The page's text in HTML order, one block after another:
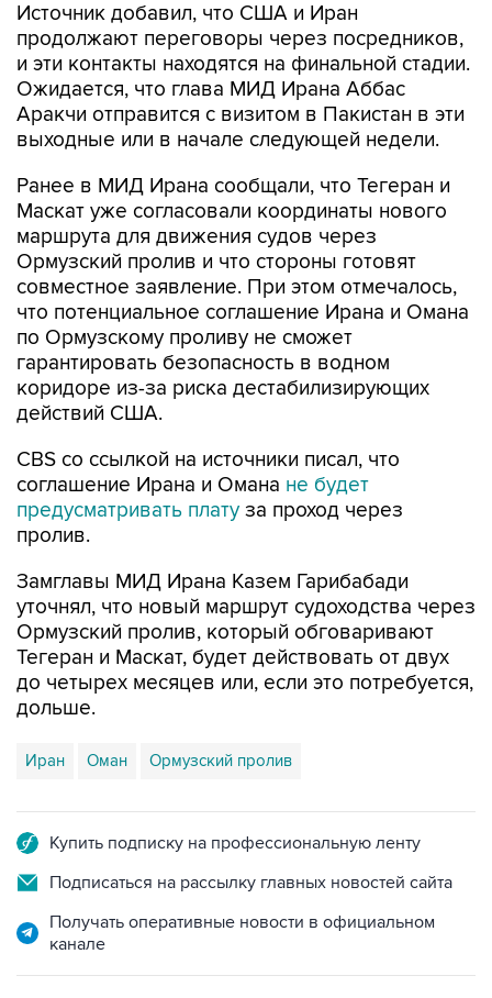
Источник добавил, что США и Иран
продолжают переговоры через посредников,
и эти контакты находятся на финальной стадии.
Ожидается, что глава МИД Ирана Аббас
Аракчи отправится с визитом в Пакистан в эти
выходные или в начале следующей недели.
Ранее в МИД Ирана сообщали, что Тегеран и
Маскат уже согласовали координаты нового
маршрута для движения судов через
Ормузский пролив и что стороны готовят
совместное заявление. При этом отмечалось,
что потенциальное соглашение Ирана и Омана
по Ормузскому проливу не сможет
гарантировать безопасность в водном
коридоре из-за риска дестабилизирующих
действий США.
CBS со ссылкой на источники писал, что
соглашение Ирана и Омана не будет
предусматривать плату за проход через
пролив.
Замглавы МИД Ирана Казем Гарибабади
уточнял, что новый маршрут судоходства через
Ормузский пролив, который обговаривают
Тегеран и Маскат, будет действовать от двух
до четырех месяцев или, если это потребуется,
дольше.
Иран Оман Ормузский пролив
Купить подписку на профессиональную ленту
Подписаться на рассылку главных новостей сайта
Получать оперативные новости в официальном
канале